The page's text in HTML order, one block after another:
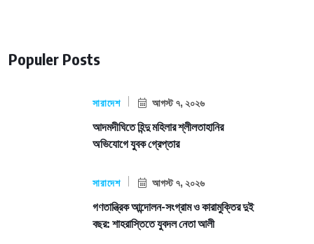
Populer Posts
সারাদেশ আগস্ট ৭, ২০২৬
আদমদীঘিতে হিন্দু মহিলার শ্লীলতাহানির
অভিযোগে যুবক গ্রেপ্তার
সারাদেশ আগস্ট ৭, ২০২৬
গণতান্ত্রিক আন্দোলন-সংগ্রাম ও কারামুক্তির দুই
বছর: শাহরাস্তিতে যুবদল নেতা আলী